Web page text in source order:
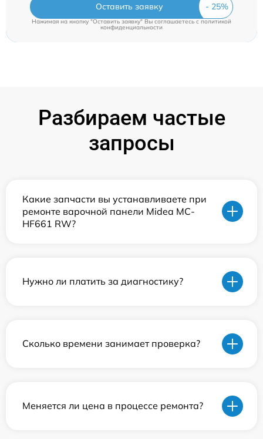
Оставить заявку
Нажимая на кнопку "Оставить заявку" Вы соглашаетесь cполитикой
конфиденциальности
Разбираем частые
запросы
Какие запчасти вы устанавливаете при
ремонте варочной панели Midea MC-
HF661 RW?
Нужно ли платить за диагностику?
Сколько времени занимает проверка?
Меняется ли цена в процессе ремонта?